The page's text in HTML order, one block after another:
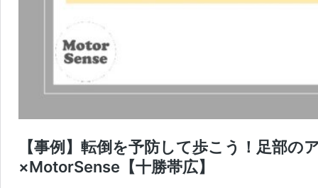
【事例】転倒を予防して歩こう！足部
×MotorSense【十勝帯広】